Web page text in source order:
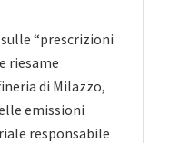
“prescrizioni
riesame
di Milazzo,
emissioni
responsabile